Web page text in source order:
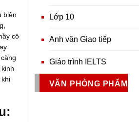
Lớp 10
Anh văn Giao tiếp
Giáo trình IELTS
VĂN PHÒNG PHẨM
biên
cô